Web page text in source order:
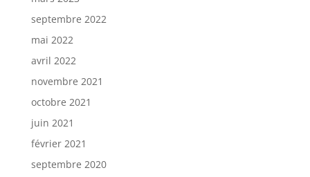
septembre 2022
mai 2022
avril 2022
novembre 2021
octobre 2021
juin 2021
février 2021
septembre 2020